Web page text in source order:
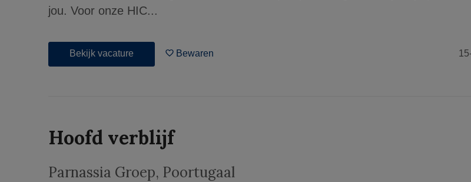
jou. Voor onze HIC...
Bekijk vacature Bewaren
Hoofd verblijf
Parnassia Groep, Poortugaal